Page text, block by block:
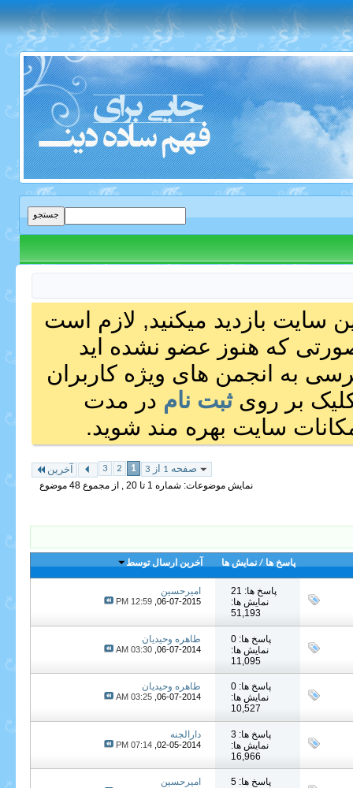
سایت بازدید میکنید, لازم است
که هنوز عضو نشده اید
به انجمن های ویژه کاربران
بر رویثبت نام در مدت
سایت بهره مند شوید.
صفحه 1 از 3 1
2
3 آخرین
نمایش موضوعات: شماره 1 تا 20 , از مجموع ‍48 موضوع
پاسخ ها / نمایش ها آخرین ارسال توسط
پاسخ ها: 21
نمایش ها:
51,193
امیرحسین
06-07-2015,
12:59 PM
پاسخ ها: 0
نمایش ها:
11,095
طاهره وحیدیان
06-07-2014,
03:30 AM
پاسخ ها: 0
نمایش ها:
10,527
طاهره وحیدیان
06-07-2014,
03:25 AM
پاسخ ها: 3
نمایش ها:
16,966
دارالجنه
02-05-2014,
07:14 PM
پاسخ ها: 5
امیرحسین